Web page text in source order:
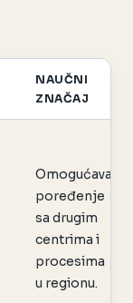
NAUČNI
ZNAČAJ
Omogućava
poređenje
sa drugim
centrima i
procesima
u regionu.